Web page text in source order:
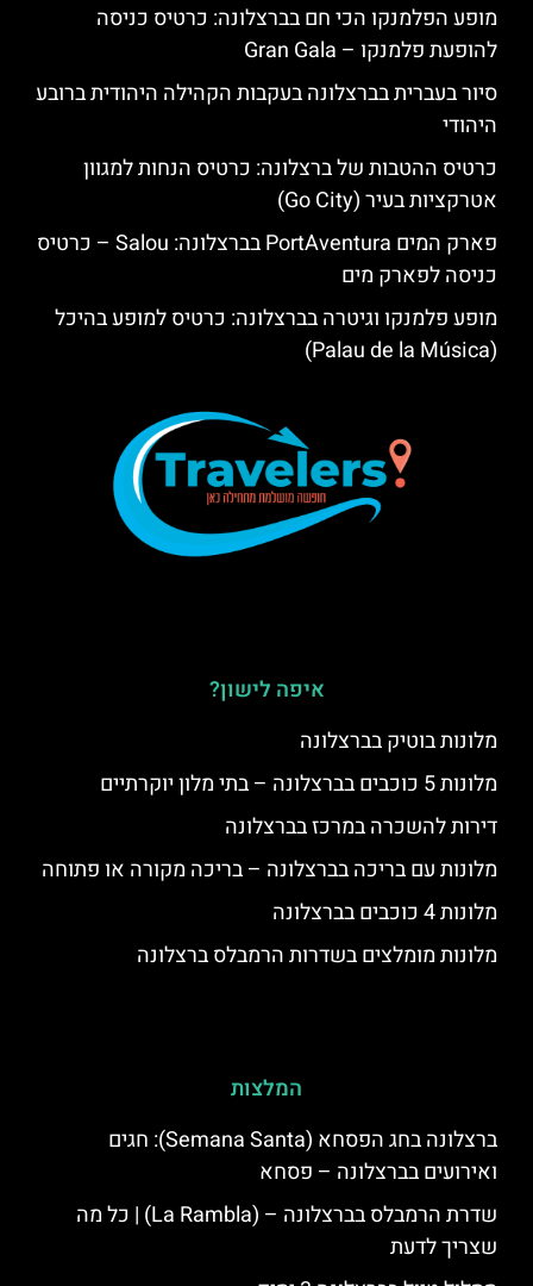
מופע הפלמנקו הכי חם בברצלונה: כרטיס כניסה
להופעת פלמנקו – Gran Gala
סיור בעברית בברצלונה בעקבות הקהילה היהודית ברובע
היהודי
כרטיס ההטבות של ברצלונה: כרטיס הנחות למגוון
אטרקציות בעיר (Go City)
פארק המים PortAventura בברצלונה: Salou – כרטיס
כניסה לפארק מים
מופע פלמנקו וגיטרה בברצלונה: כרטיס למופע בהיכל
(Palau de la Música)
איפה לישון?
מלונות בוטיק בברצלונה
מלונות 5 כוכבים בברצלונה – בתי מלון יוקרתיים
דירות להשכרה במרכז בברצלונה
מלונות עם בריכה בברצלונה – בריכה מקורה או פתוחה
מלונות 4 כוכבים בברצלונה
מלונות מומלצים בשדרות הרמבלס ברצלונה
המלצות
ברצלונה בחג הפסחא (Semana Santa): חגים
ואירועים בברצלונה – פסחא
שדרת הרמבלס בברצלונה – (La Rambla) | כל מה
שצריך לדעת